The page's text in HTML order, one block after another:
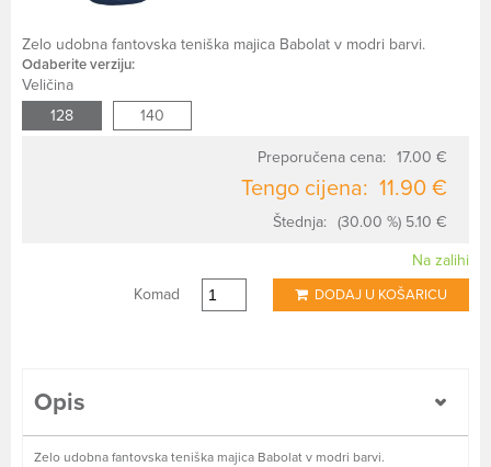
Zelo udobna fantovska teniška majica Babolat v modri barvi.
Odaberite verziju:
Veličina
128
140
Preporučena cena: 17.00 €
Tengo cijena: 11.90 €
Štednja: (30.00 %) 5.10 €
Na zalihi
Komad
DODAJ U KOŠARICU
Opis
Zelo udobna fantovska teniška majica Babolat v modri barvi.